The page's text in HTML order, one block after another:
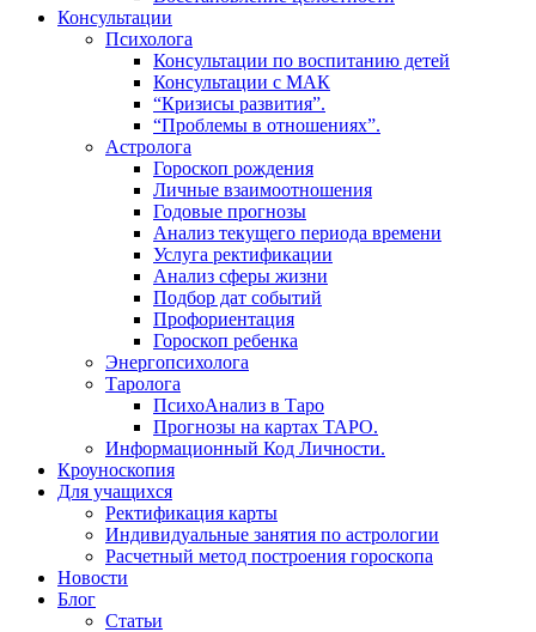
Консультации
Психолога
Консультации по воспитанию детей
Консультации с МАК
“Кризисы развития”.
“Проблемы в отношениях”.
Астролога
Гороскоп рождения
Личные взаимоотношения
Годовые прогнозы
Анализ текущего периода времени
Услуга ректификации
Анализ сферы жизни
Подбор дат событий
Профориентация
Гороскоп ребенка
Энергопсихолога
Таролога
ПсихоАнализ в Таро
Прогнозы на картах ТАРО.
Информационный Код Личности.
Кроуноскопия
Для учащихся
Ректификация карты
Индивидуальные занятия по астрологии
Расчетный метод построения гороскопа
Новости
Блог
Статьи